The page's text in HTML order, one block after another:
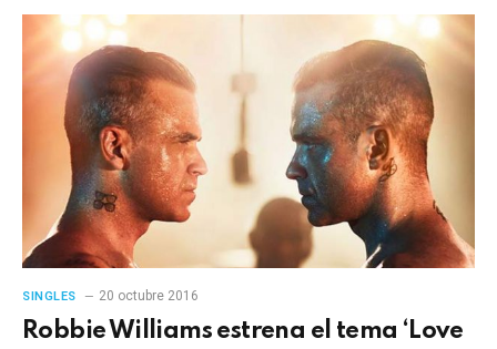
SINGLES 20 octubre 2016
Robbie Williams estrena el tema ‘Love